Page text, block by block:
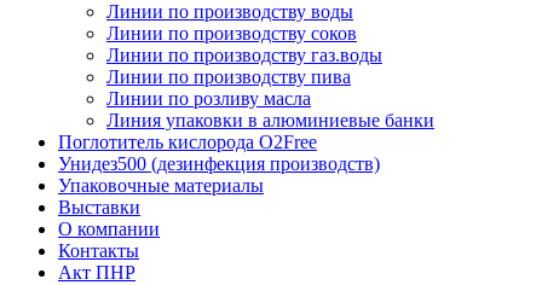
Линии по производству воды
Линии по производству соков
Линии по производству газ.воды
Линии по производству пива
Линии по розливу масла
Линия упаковки в алюминиевые банки
Поглотитель кислорода O2Free
Унидез500 (дезинфекция производств)
Упаковочные материалы
Выставки
О компании
Контакты
Акт ПНР